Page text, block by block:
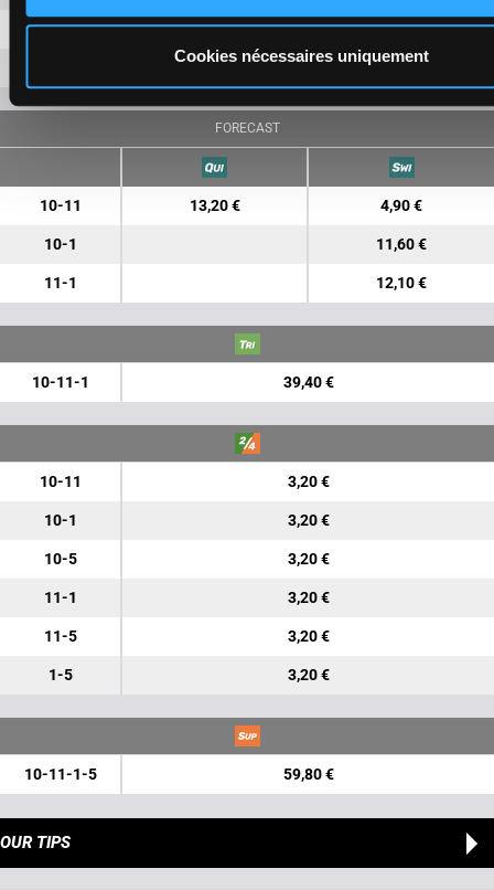
Cookies nécessaires uniquement
1 3,90 €
6,70 €
FORECAST
10-11 13,20 € 4,90 €
10-1 11,60 €
11-1 12,10 €
10-11-1 39,40 €
10-11 3,20 €
10-1 3,20 €
10-5 3,20 €
11-1 3,20 €
11-5 3,20 €
1-5 3,20 €
10-11-1-5 59,80 €
OUR TIPS